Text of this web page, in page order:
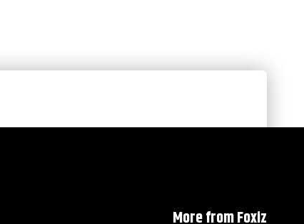
More from Foxiz